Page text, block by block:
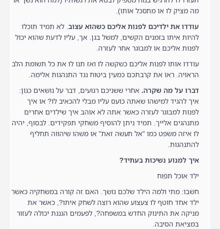
מה מציק לו או מתסכל אותו).
עודדו את ילדיכם לפנות אליכם כשהוא עצוב. לא תמיד תוכלו
להיות איתו בזמנים הקשים, למשל בגן. אך, עליו לדעת שהוא יכול
לפנות אליכם או למבוגר אחר לעזרה.
עודדו אותו לפנות אליכם כשקשה לו ואז תנו לו את כל תשומת הלב
הראויה. ראו את קרבתכם כמעין ביטוח נגד התנהגות אלימה.
דברו על מה שקרה.אחרי ששניכם רגועים, דבר על נושאים כגון:
איך להגיד למישהו שאתה כועס עליו מבלי להכאיב לו? או איך
לפנות למבוגר לעזרה כאשר אתה לא אוהב איך שילדים אחרים
מתנהגים אלייך. תמיד ניתן להוסיף משחקי תפקידים. לבסוף, יהיה
לו איזה משפט כמו "אל תעשה זאת" או משהו שיהווה תחליף
להתנהגות.
איך למנוע נשיכות בעתיד?
ילד אוכל תפוח
חשבו: מתי ולמה הילד שלכם נושך. האם זה קורה במשחקיה כאשר
ילד אחד חוטף לו צעצוע שהוא רוצה לשחק איתו?, כאשר את
מניקה את התינוק החדש במשפחה?, לפעמים הגננת יכולה לעזור
במציאת הסיבה.